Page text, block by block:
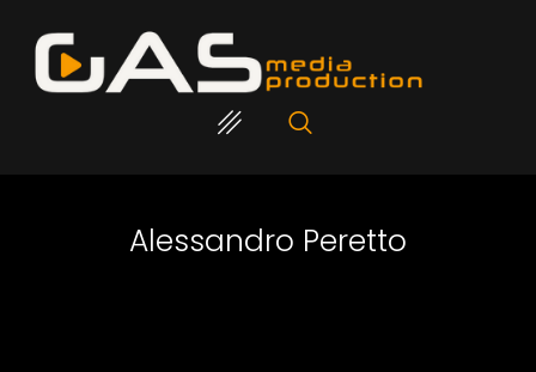
Alessandro Peretto